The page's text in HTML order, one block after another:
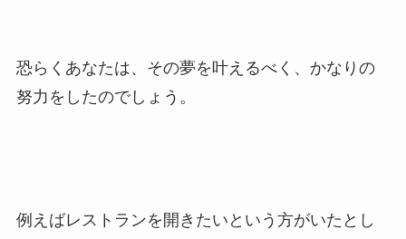
恐らくあなたは、その夢を叶えるべく、かなりの
努力をしたのでしょう。
例えばレストランを開きたいという方がいたとし